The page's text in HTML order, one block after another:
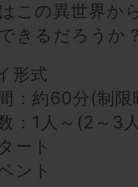
この異世界か
きるだろうか
形式
：約60分(制
：1人～(2～3
ート
ント